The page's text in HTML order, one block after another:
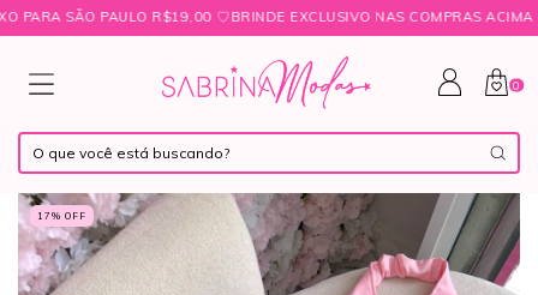
SÃO PAULO R$19,00 ㅤ♡ㅤBRINDE EXCLUSIVO NAS COMPRAS ACIMA DE
0
17 % OFF